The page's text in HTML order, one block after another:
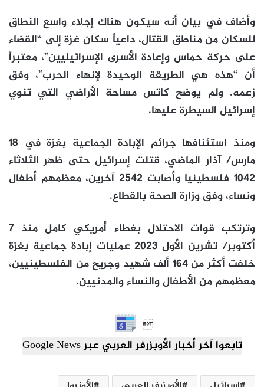
وأضاف في بيان أنه سيكون هناك إجلاء واسع النطاق
للسكان من مناطق القتال، داعياً سكان غزة إلى “القضاء
على حركة حماس وإعادة الأسرى الإسرائيليين”، معتبراً
أن “هذه هي الطريقة الوحيدة لإنهاء الحرب”، وفق
زعمه. ولم يوضح كاتس مساحة الأراضي التي تنوي
إسرائيل السيطرة عليها.
ومنذ استئنافها جرائم الإبادة الجماعية بغزة في 18
مارس/ آذار الماضي، قتلت إسرائيل حتى ظهر الثلاثاء
1042 فلسطينيا وأصابت 2542 آخرين، معظمهم أطفال
ونساء، وفق وزارة الصحة بالقطاع.
وترتكب قوات الاحتلال بغطاء أمريكي كامل منذ 7
أكتوبر/ تشرين الأول 2023 عمليات إبادة جماعية بغزة
خلفت أكثر من 164 ألف شهيد وجريح من الفلسطينيين،
معظمهم من الأطفال والنساء والمدنيين.

تابعوا آخر أخبار الأوبزرفر العربي عبر Google News